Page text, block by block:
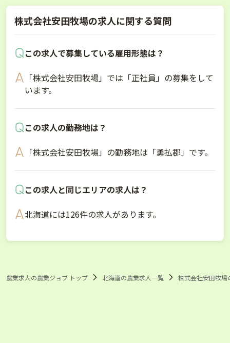
株式会社安田牧場の求人に関する質問
この求人で募集している雇用形態は？
「株式会社安田牧場」では「正社員」の募集をして
います。
この求人の勤務地は？
「株式会社安田牧場」の勤務地は「勇払郡」です。
この求人と同じエリアの求人は？
北海道には126件の求人があります。
農業求人の農業ジョブ トップ 北海道の農業求人一覧 株式会社安田牧場